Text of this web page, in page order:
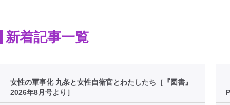
新着記事一覧
女性の軍事化 九条と女性自衛官とわたしたち［『図書』
2026年8月号より］